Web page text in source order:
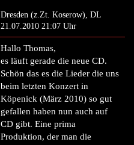
Dresden (z.Zt. Koserow), DL
21.07.2010 21:07 Uhr
Hallo Thomas,
es läuft gerade die neue CD.
Schön das es die Lieder die uns
beim letzten Konzert in
Köpenick (März 2010) so gut
gefallen haben nun auch auf
CD gibt. Eine prima
Produktion, der man die